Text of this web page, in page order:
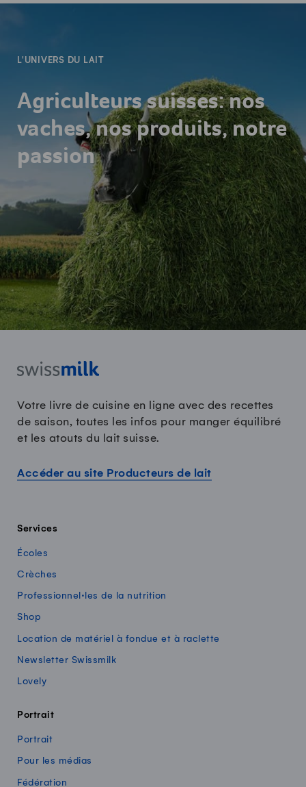
L'UNIVERS DU LAIT
Agriculteurs suisses: nos
vaches, nos produits, notre
passion
Votre livre de cuisine en ligne avec des recettes
de saison, toutes les infos pour manger équilibré
et les atouts du lait suisse.
Accéder au site Producteurs de lait
Services
Écoles
Crèches
Professionnel·les de la nutrition
Shop
Location de matériel à fondue et à raclette
Newsletter Swissmilk
Lovely
Portrait
Portrait
Pour les médias
Fédération